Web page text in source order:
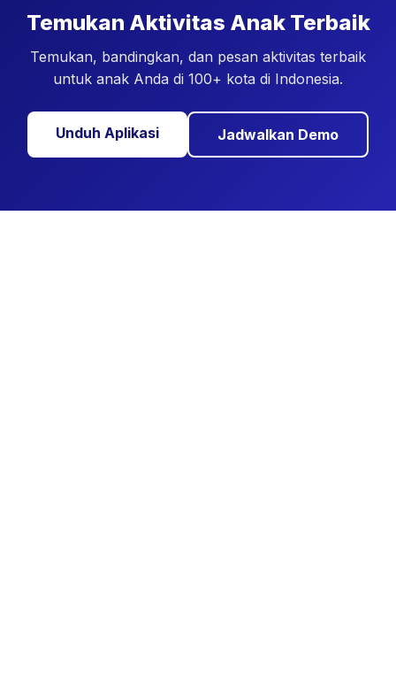
Temukan Aktivitas Anak Terbaik
Temukan, bandingkan, dan pesan aktivitas terbaik
untuk anak Anda di 100+ kota di Indonesia.
Unduh Aplikasi Jadwalkan Demo